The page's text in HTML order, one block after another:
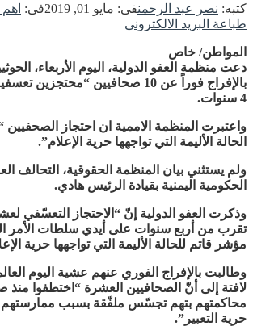
كتبه: نصر عبد الرحمنفى: مايو 01, 2019 فى:
طباعة البريد الالكترونى
المواطن/ خاص
دعت منظمة العفو الدولية، اليوم الأربعاء،
بالإفراج فوراً عن 10 صحافيين
4 سنوات.
واعتبرت المنظمة الاممية ان احتجاز الصحفيين
الحالة الأليمة التي تواجهها حرية الإعلام”.
ولم يستثني بيان المنظمة الحقوقية، التحالف
الحكومية اليمنية بقيادة الرئيس هادي.
وذكرت العفو الدولية إنّ “الاحتجاز التعسّفي
تقرب من أربع سنوات على أيدي سلطات الأمر
مؤشر قاتم للحالة الأليمة التي تواجهها حرية
وطالبت بالإفراج الفوري عنهم عشية اليوم
محاكمتهم بتهم تجسّس ملفّقة بسبب ممارستهم
حرية التعبير”.